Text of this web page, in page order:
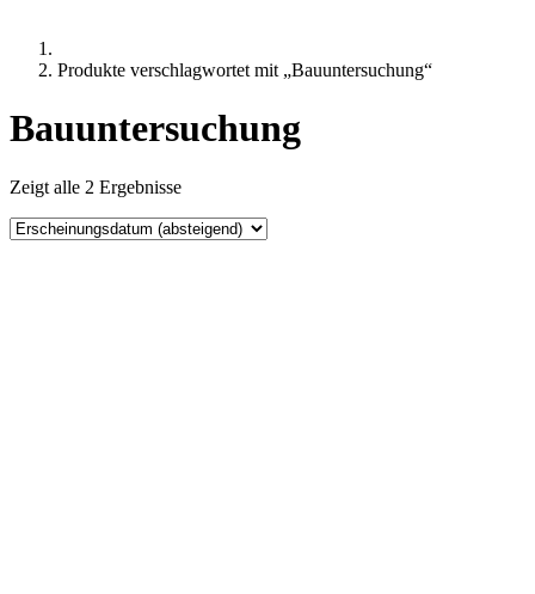
Produkte verschlagwortet mit „Bauuntersuchung“
Bauuntersuchung
Zeigt alle 2 Ergebnisse